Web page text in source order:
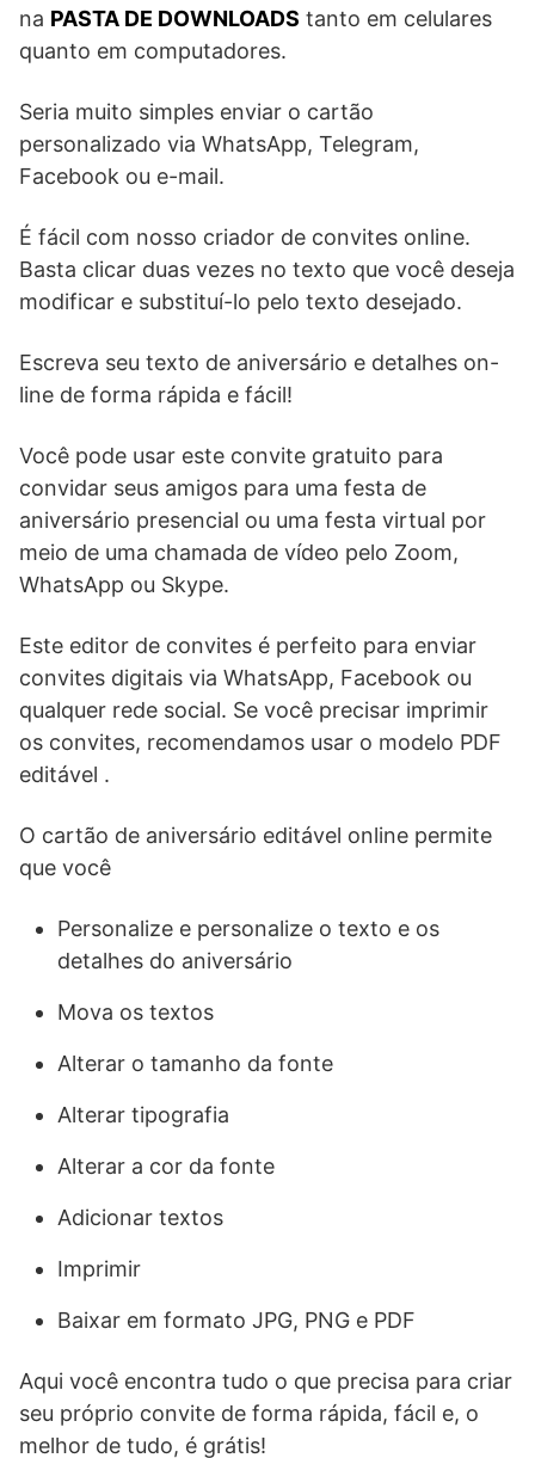
na PASTA DE DOWNLOADS tanto em celulares
quanto em computadores.
Seria muito simples enviar o cartão
personalizado via WhatsApp, Telegram,
Facebook ou e-mail.
É fácil com nosso criador de convites online.
Basta clicar duas vezes no texto que você deseja
modificar e substituí-lo pelo texto desejado.
Escreva seu texto de aniversário e detalhes on-
line de forma rápida e fácil!
Você pode usar este convite gratuito para
convidar seus amigos para uma festa de
aniversário presencial ou uma festa virtual por
meio de uma chamada de vídeo pelo Zoom,
WhatsApp ou Skype.
Este editor de convites é perfeito para enviar
convites digitais via WhatsApp, Facebook ou
qualquer rede social. Se você precisar imprimir
os convites, recomendamos usar o modelo PDF
editável .
O cartão de aniversário editável online permite
que você
Personalize e personalize o texto e os
detalhes do aniversário
Mova os textos
Alterar o tamanho da fonte
Alterar tipografia
Alterar a cor da fonte
Adicionar textos
Imprimir
Baixar em formato JPG, PNG e PDF
Aqui você encontra tudo o que precisa para criar
seu próprio convite de forma rápida, fácil e, o
melhor de tudo, é grátis!